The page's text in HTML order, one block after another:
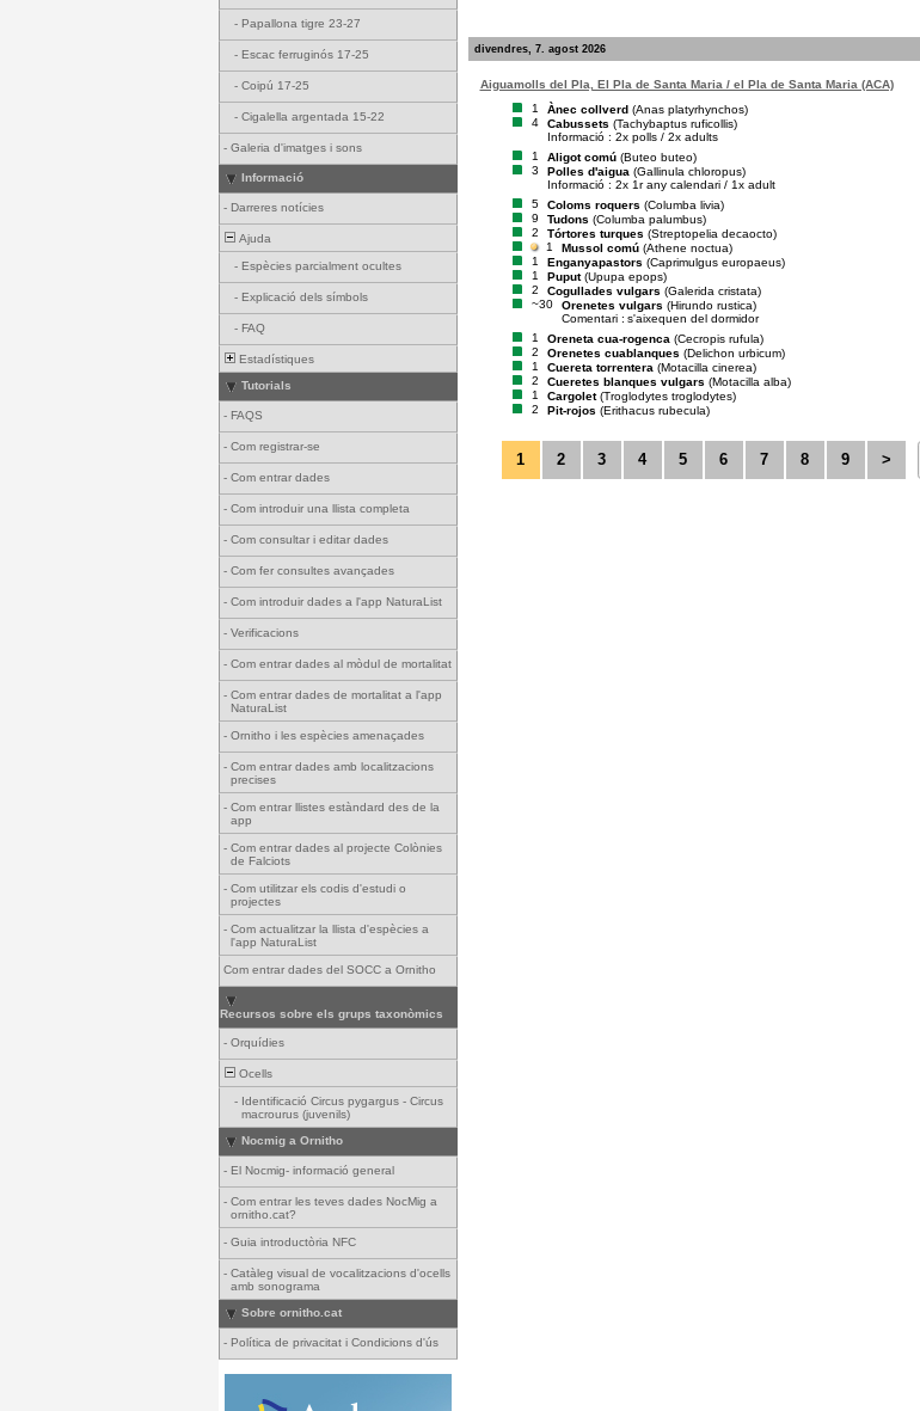
- Papallona tigre 23-27
- Escac ferruginós 17-25
- Coipú 17-25
- Cigalella argentada 15-22
- Galeria d'imatges i sons
Informació
- Darreres notícies
Ajuda
- Espècies parcialment ocultes
- Explicació dels símbols
- FAQ
Estadístiques
Tutorials
- FAQS
- Com registrar-se
- Com entrar dades
- Com introduir una llista completa
- Com consultar i editar dades
- Com fer consultes avançades
- Com introduir dades a l'app NaturaList
- Verificacions
- Com entrar dades al mòdul de mortalitat
- Com entrar dades de mortalitat a l'app
NaturaList
- Ornitho i les espècies amenaçades
- Com entrar dades amb localitzacions
precises
- Com entrar llistes estàndard des de la
app
- Com entrar dades al projecte Colònies
de Falciots
- Com utilitzar els codis d'estudi o
projectes
- Com actualitzar la llista d'espècies a
l'app NaturaList
Com entrar dades del SOCC a Ornitho
Recursos sobre els grups taxonòmics
- Orquídies
Ocells
- Identificació Circus pygargus - Circus
macrourus (juvenils)
Nocmig a Ornitho
- El Nocmig- informació general
- Com entrar les teves dades NocMig a
ornitho.cat?
- Guia introductòria NFC
- Catàleg visual de vocalitzacions d'ocells
amb sonograma
Sobre ornitho.cat
- Política de privacitat i Condicions d'ús
divendres, 7. agost 2026
Aiguamolls del Pla, El Pla de Santa Maria / el Pla de Santa Maria (ACA)
1
Ànec collverd (Anas platyrhynchos)
4
Cabussets (Tachybaptus ruficollis)
Informació : 2x polls / 2x adults
1
Aligot comú (Buteo buteo)
3
Polles d'aigua (Gallinula chloropus)
Informació : 2x 1r any calendari / 1x adult
5
Coloms roquers (Columba livia)
9
Tudons (Columba palumbus)
2
Tórtores turques (Streptopelia decaocto)
1
Mussol comú (Athene noctua)
1
Enganyapastors (Caprimulgus europaeus)
1
Puput (Upupa epops)
2
Cogullades vulgars (Galerida cristata)
~30
Orenetes vulgars (Hirundo rustica)
Comentari : s'aixequen del dormidor
1
Oreneta cua-rogenca (Cecropis rufula)
2
Orenetes cuablanques (Delichon urbicum)
1
Cuereta torrentera (Motacilla cinerea)
2
Cueretes blanques vulgars (Motacilla alba)
1
Cargolet (Troglodytes troglodytes)
2
Pit-rojos (Erithacus rubecula)
1 2 3 4 5 6 7 8 9 >